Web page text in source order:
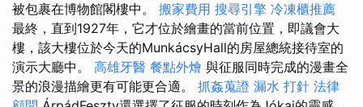
被包裹在博物館閣樓中。 搬家費用 搜尋引擎 冷凍櫃推薦
最終，直到1927年，它才位於繪畫的當前位置，即議會大
樓，該大樓位於今天的MunkácsyHall的房屋總統接待室的
演示大廳中。 高雄牙醫 餐點外燴 與征服同時完成的漫畫全
景的浪漫描繪更有可能更合適。 抓姦蒐證 漏水 打針 法律